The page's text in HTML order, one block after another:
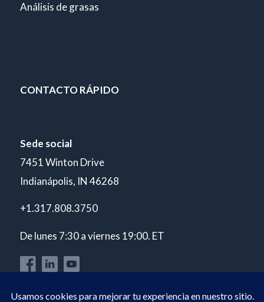
Análisis de grasas
CONTACTO RÁPIDO
Sede social
7451 Winton Drive
Indianápolis, IN 46268
+1.317.808.3750
De lunes 7:30 a viernes 19:00. ET